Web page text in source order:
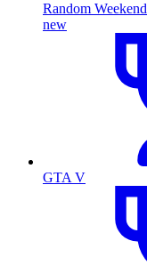
Random Weekend
new
GTA V